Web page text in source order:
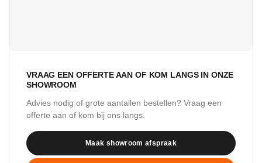
VRAAG EEN OFFERTE AAN OF KOM LANGS IN ONZE
SHOWROOM
Advies nodig of grote aantallen bestellen? Vraag een
offerte aan of kom bij ons langs.
Maak showroom afspraak